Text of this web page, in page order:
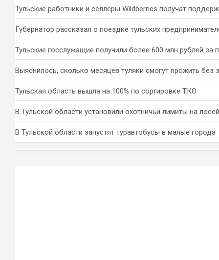
Тульские работники и селлеры Wildberries получат
Губернатор рассказал о поездке тульских
Тульские госслужащие получили более 600 млн рублей за
Выяснилось, сколько месяцев туляки смогут прожить без
Тульская область вышла на 100% по сортировке ТКО
В Тульской области установили охотничьи лимиты на
В Тульской области запустят туравтобусы в малые города